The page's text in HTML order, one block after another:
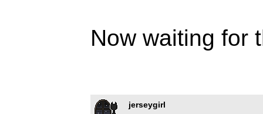
Now waiting for
jerseygirl